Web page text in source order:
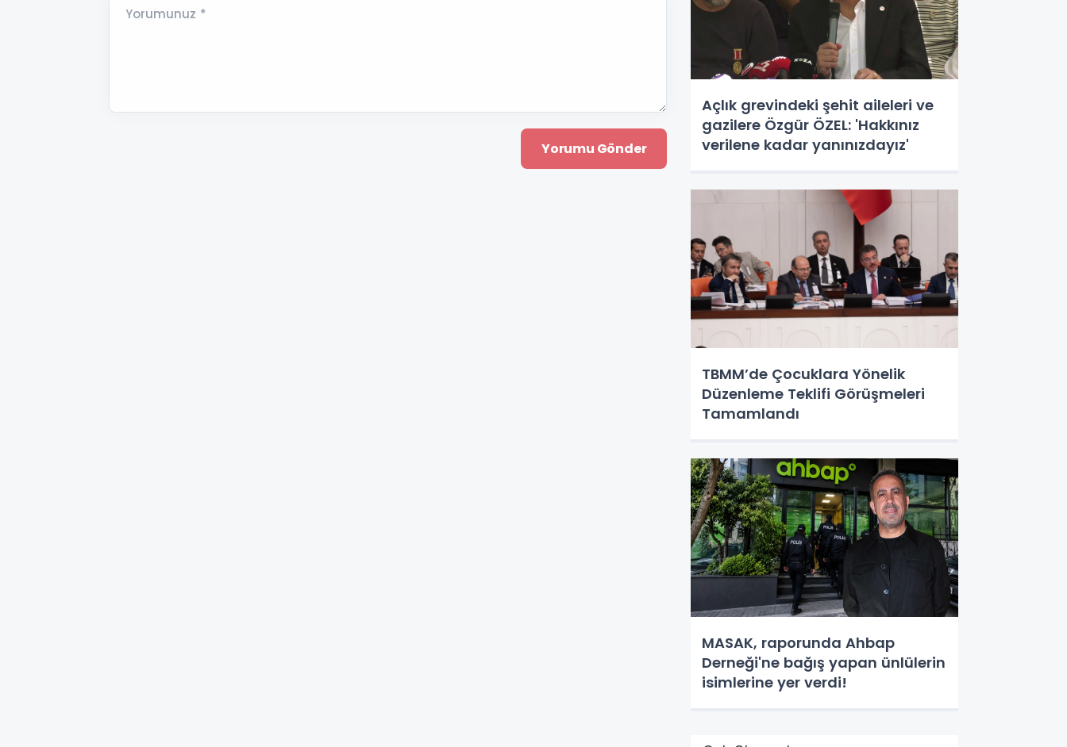
Yorumunuz *
Açlık grevindeki şehit aileleri ve
gazilere Özgür ÖZEL: 'Hakkınız
verilene kadar yanınızdayız'
TBMM’de Çocuklara Yönelik
Düzenleme Teklifi Görüşmeleri
Tamamlandı
MASAK, raporunda Ahbap
Derneği'ne bağış yapan ünlülerin
isimlerine yer verdi!